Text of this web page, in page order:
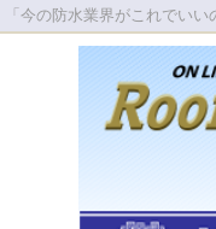
「今の防水業界がこれでい